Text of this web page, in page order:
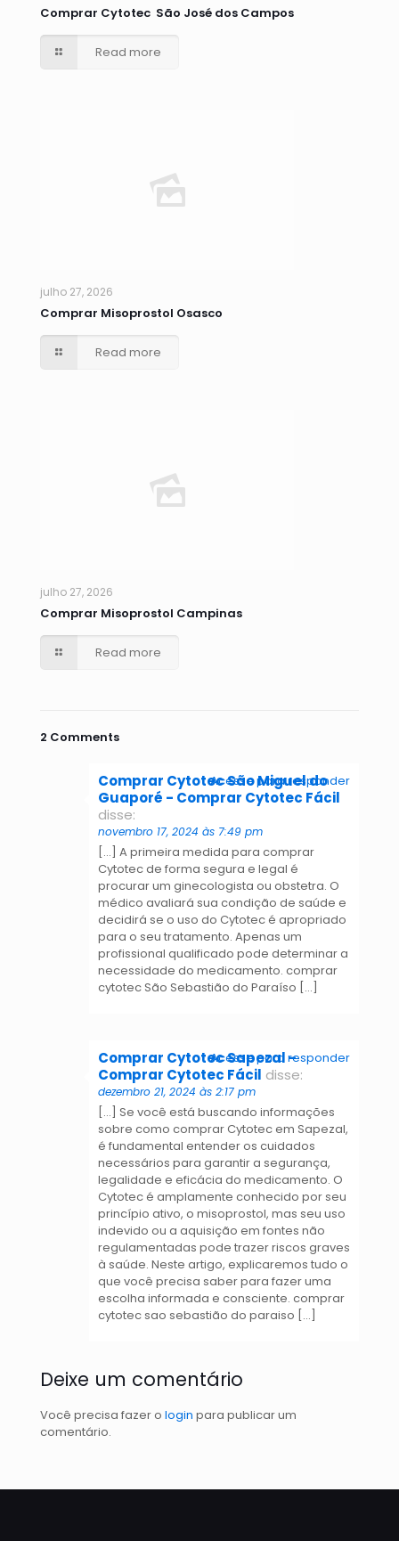
Comprar Cytotec São José dos Campos
Read more
julho 27, 2026
Comprar Misoprostol Osasco
Read more
julho 27, 2026
Comprar Misoprostol Campinas
Read more
2 Comments
Comprar Cytotec São Miguel do
Guaporé - Comprar Cytotec Fácil
disse:
novembro 17, 2024 às 7:49 pm
[…] A primeira medida para comprar
Cytotec de forma segura e legal é
procurar um ginecologista ou obstetra. O
médico avaliará sua condição de saúde e
decidirá se o uso do Cytotec é apropriado
para o seu tratamento. Apenas um
profissional qualificado pode determinar a
necessidade do medicamento. comprar
cytotec São Sebastião do Paraíso […]
Acesse para responder
Comprar Cytotec Sapezal -
Comprar Cytotec Fácil disse:
dezembro 21, 2024 às 2:17 pm
[…] Se você está buscando informações
sobre como comprar Cytotec em Sapezal,
é fundamental entender os cuidados
necessários para garantir a segurança,
legalidade e eficácia do medicamento. O
Cytotec é amplamente conhecido por seu
princípio ativo, o misoprostol, mas seu uso
indevido ou a aquisição em fontes não
regulamentadas pode trazer riscos graves
à saúde. Neste artigo, explicaremos tudo o
que você precisa saber para fazer uma
escolha informada e consciente. comprar
cytotec sao sebastião do paraiso […]
Acesse para responder
Deixe um comentário
Você precisa fazer o login para publicar um
comentário.